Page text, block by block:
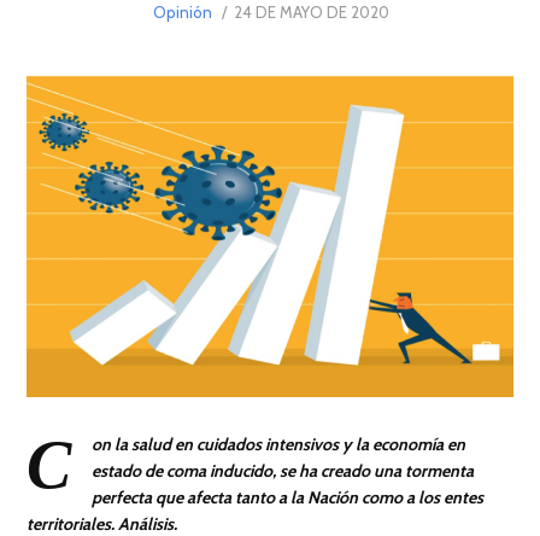
Opinión
POSTED
24 DE MAYO DE 2020
2021
C
on la salud en cuidados intensivos y la economía en
estado de coma inducido, se ha creado una tormenta
perfecta que afecta tanto a la Nación como a los entes
territoriales. Análisis.